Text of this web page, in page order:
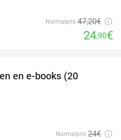
Normalpris 47,20€
24,90€
en e-books (20
Normalpris 24€